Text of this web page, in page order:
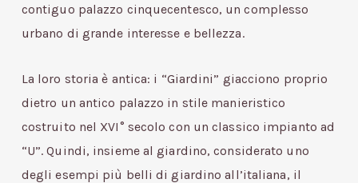
contiguo palazzo cinquecentesco, un complesso
urbano di grande interesse e bellezza.
La loro storia è antica: i “Giardini” giacciono proprio
dietro un antico palazzo in stile manieristico
costruito nel XVI° secolo con un classico impianto ad
“U”. Quindi, insieme al giardino, considerato uno
degli esempi più belli di giardino all’italiana, il